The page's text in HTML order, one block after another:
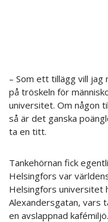
– Som ett tillägg vill jag
på tröskeln för
universitet. Om någon
så är det ganska
ta en titt.
Tankehörnan fick
Helsingfors var
Helsingfors universitet
Alexandersgatan, vars
en avslappnad